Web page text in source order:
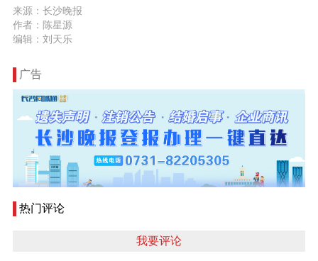
来源：长沙晚报
作者：陈星源
编辑：刘天乐
广告
热门评论
我要评论